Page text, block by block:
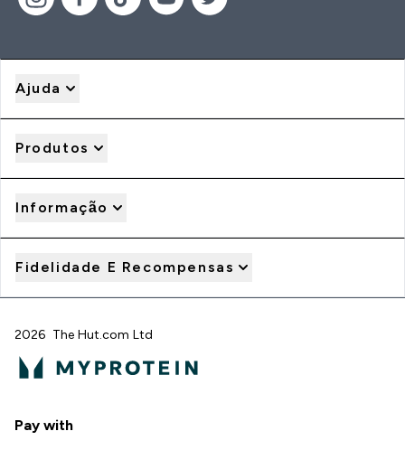
Ajuda
Produtos
Informação
Fidelidade E Recompensas
2026 The Hut.com Ltd
Pay with